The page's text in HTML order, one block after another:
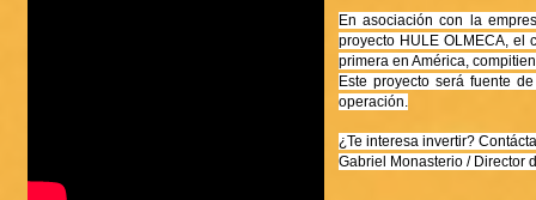
En asociación con la
proyecto HULE OLMECA, el
primera en América,
Este proyecto será fuente
operación.
¿Te interesa invertir?
Gabriel Monasterio / Director